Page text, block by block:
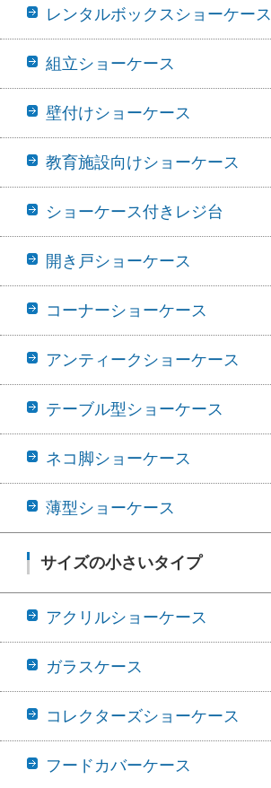
レンタルボックスショーケース
組立ショーケース
壁付けショーケース
教育施設向けショーケース
ショーケース付きレジ台
開き戸ショーケース
コーナーショーケース
アンティークショーケース
テーブル型ショーケース
ネコ脚ショーケース
薄型ショーケース
サイズの小さいタイプ
アクリルショーケース
ガラスケース
コレクターズショーケース
フードカバーケース